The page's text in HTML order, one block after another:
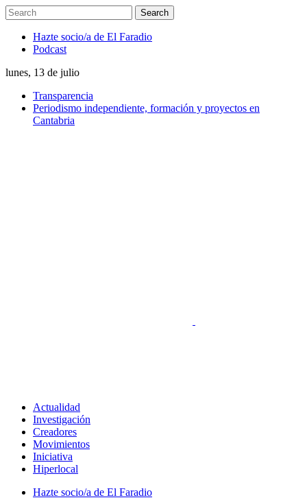
Hazte socio/a de El Faradio
Podcast
lunes, 13 de julio
Transparencia
Periodismo independiente, formación y proyectos en
Cantabria
Actualidad
Investigación
Creadores
Movimientos
Iniciativa
Hiperlocal
Hazte socio/a de El Faradio